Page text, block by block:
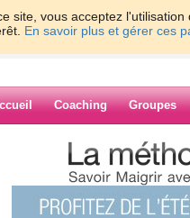
site, vous acceptez
En savoir plus et gérer ces
Coaching Groupes
> maikhanh100 >
at Montreal Company
de